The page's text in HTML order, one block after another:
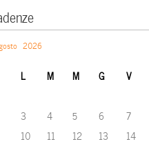
2026
L M M G V
3 4 5 6 7
10 11 12 13 14